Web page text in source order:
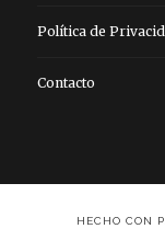
Política de
Contacto
HECHO CON